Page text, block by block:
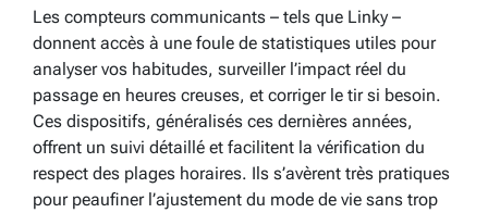
Les compteurs communicants – tels que Linky –
donnent accès à une foule de statistiques utiles pour
analyser vos habitudes, surveiller l’impact réel du
passage en heures creuses, et corriger le tir si besoin.
Ces dispositifs, généralisés ces dernières années,
offrent un suivi détaillé et facilitent la vérification du
respect des plages horaires. Ils s’avèrent très pratiques
pour peaufiner l’ajustement du mode de vie sans trop